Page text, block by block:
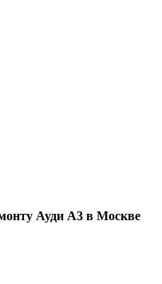
Ауди А3 в Москве